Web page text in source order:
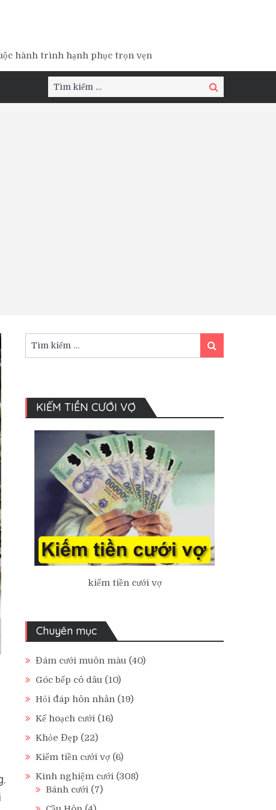
hành trình hạnh phục trọn vẹn
Tìm
kiếm:
Tìm
kiếm
kiếm:
Tìm
kiếm
KIẾM TIỀN CƯỚI VỢ
kiếm tiền cưới vợ
Chuyên mục
Đám cưới muôn màu (40)
Góc bếp cô dâu (10)
Hỏi đáp hôn nhân (19)
Kế hoạch cưới (16)
Khỏe Đẹp (22)
Kiếm tiền cưới vợ (6)
Kinh nghiệm cưới (308)
Bánh cưới (7)